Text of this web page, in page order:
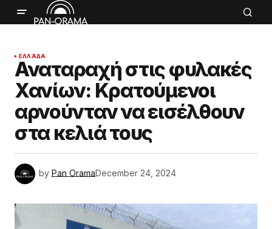
ΕΛΛΆΔΑ
Αναταραχή στις φυλακές
Χανίων: Κρατούμενοι
αρνούνταν να εισέλθουν
στα κελιά τους
by Pan OramaDecember 24, 2024